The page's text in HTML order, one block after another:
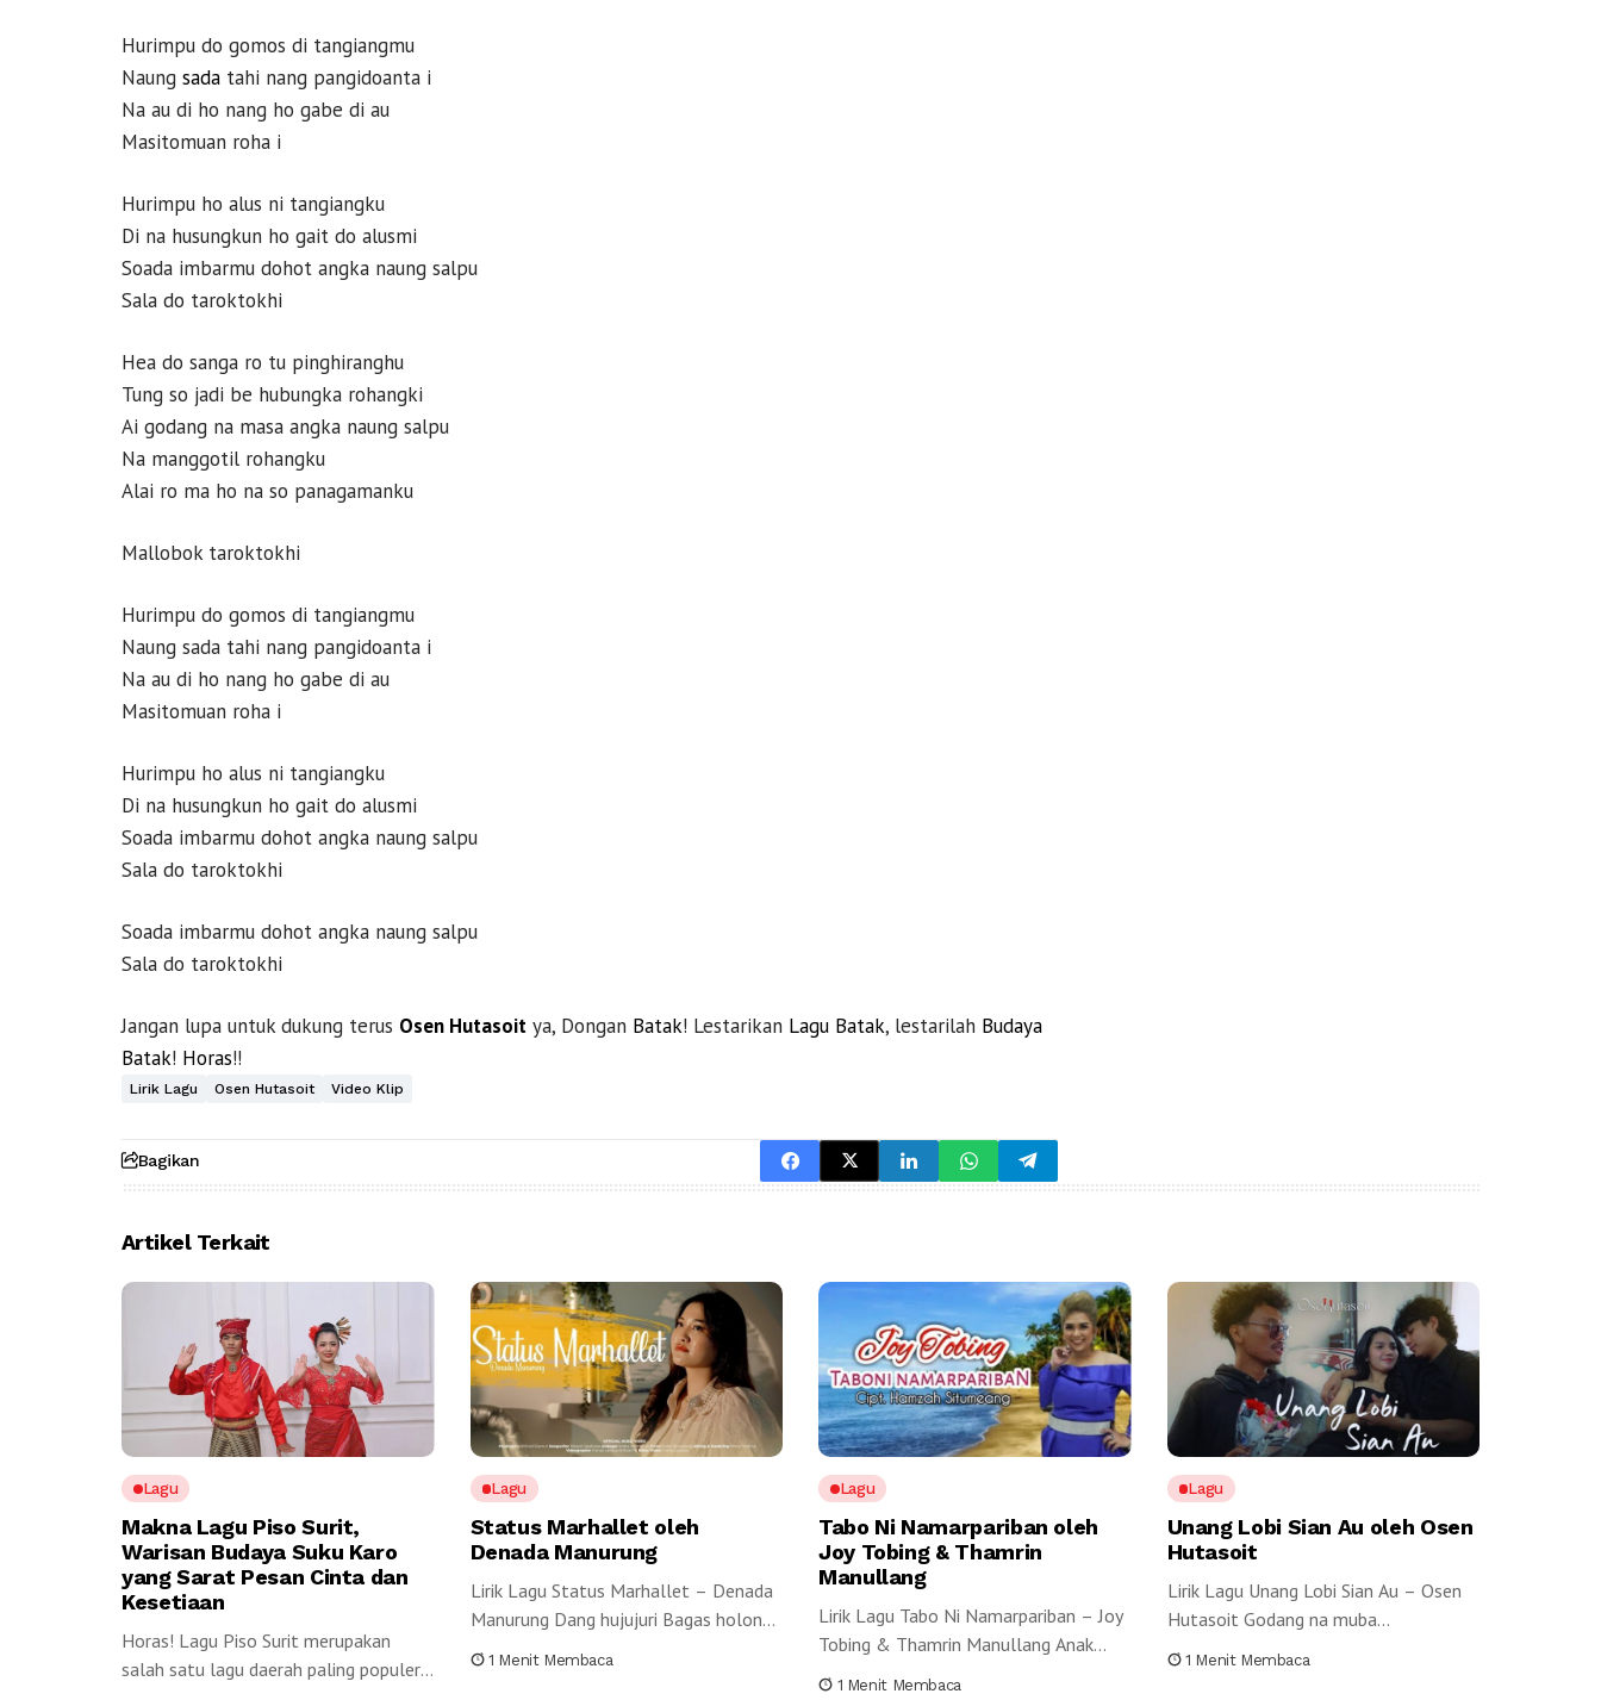
Hurimpu do gomos di tangiangmu
Naung sada tahi nang pangidoanta i
Na au di ho nang ho gabe di au
Masitomuan roha i
Hurimpu ho alus ni tangiangku
Di na husungkun ho gait do alusmi
Soada imbarmu dohot angka naung salpu
Sala do taroktokhi
Hea do sanga ro tu pinghiranghu
Tung so jadi be hubungka rohangki
Ai godang na masa angka naung salpu
Na manggotil rohangku
Alai ro ma ho na so panagamanku
Mallobok taroktokhi
Hurimpu do gomos di tangiangmu
Naung sada tahi nang pangidoanta i
Na au di ho nang ho gabe di au
Masitomuan roha i
Hurimpu ho alus ni tangiangku
Di na husungkun ho gait do alusmi
Soada imbarmu dohot angka naung salpu
Sala do taroktokhi
Soada imbarmu dohot angka naung salpu
Sala do taroktokhi
Jangan lupa untuk dukung terus Osen Hutasoit ya, Dongan Batak! Lestarikan Lagu Batak, lestarilah Budaya
Batak! Horas!!
Lirik Lagu Osen Hutasoit Video Klip
Bagikan
Artikel Terkait
Lagu
Makna Lagu Piso Surit,
Warisan Budaya Suku Karo
yang Sarat Pesan Cinta dan
Kesetiaan
Horas! Lagu Piso Surit merupakan
salah satu lagu daerah paling populer
Lagu
Status Marhallet oleh
Denada Manurung
Lirik Lagu Status Marhallet – Denada
Manurung Dang hujujuri Bagas holong
miTarunduk...
1 Menit Membaca
Lagu
Tabo Ni Namarpariban oleh
Joy Tobing & Thamrin
Manullang
Lirik Lagu Tabo Ni Namarpariban – Joy
Tobing & Thamrin Manullang Anak...
1 Menit Membaca
Lagu
Unang Lobi Sian Au oleh Osen
Hutasoit
Lirik Lagu Unang Lobi Sian Au – Osen
Hutasoit Godang na muba...
1 Menit Membaca